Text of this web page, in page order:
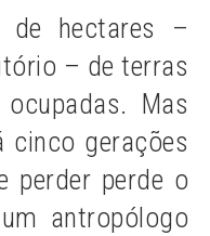
de hectares –
– de terras
Mas
cinco gerações
perder perde o
antropólogo